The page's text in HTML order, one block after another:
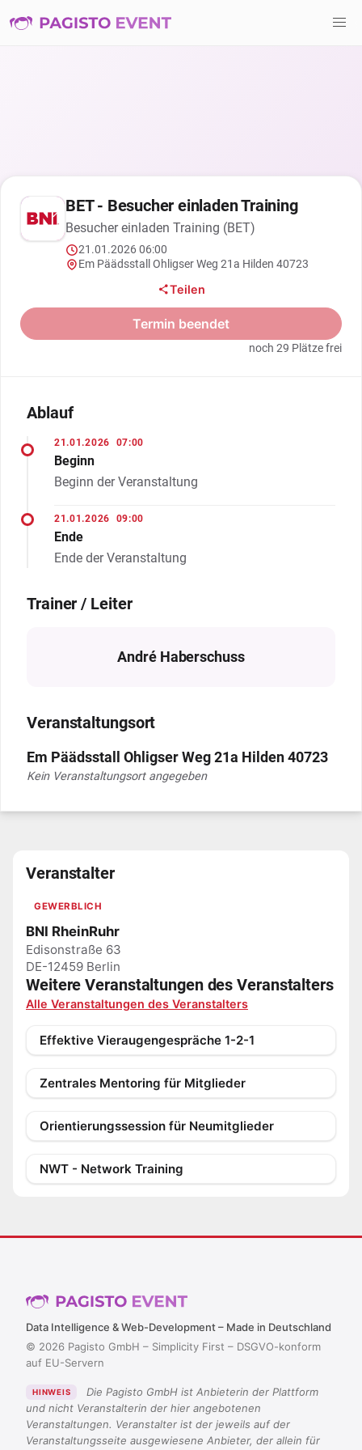
BET - Besucher einladen Training
Besucher einladen Training (BET)
21.01.2026 06:00
Em Päädsstall Ohligser Weg 21a Hilden 40723
Teilen
Termin beendet
noch 29 Plätze frei
Ablauf
21.01.2026 07:00
Beginn
Beginn der Veranstaltung
21.01.2026 09:00
Ende
Ende der Veranstaltung
Trainer / Leiter
André Haberschuss
Veranstaltungsort
Em Päädsstall Ohligser Weg 21a Hilden 40723
Kein Veranstaltungsort angegeben
Veranstalter
GEWERBLICH
BNI RheinRuhr
Edisonstraße 63
DE-12459 Berlin
Weitere Veranstaltungen des Veranstalters
Alle Veranstaltungen des Veranstalters
Effektive Vieraugengespräche 1-2-1
Zentrales Mentoring für Mitglieder
Orientierungssession für Neumitglieder
NWT - Network Training
Data Intelligence & Web-Development – Made in Deutschland
© 2026 Pagisto GmbH – Simplicity First – DSGVO-konform
auf EU-Servern
HINWEIS
Die Pagisto GmbH ist Anbieterin der Plattform
und nicht Veranstalterin der hier angebotenen
Veranstaltungen. Veranstalter ist der jeweils auf der
Veranstaltungsseite ausgewiesene Anbieter, der allein für